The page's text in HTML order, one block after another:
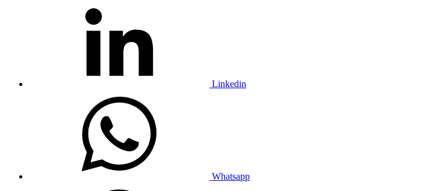
Linkedin
Whatsapp